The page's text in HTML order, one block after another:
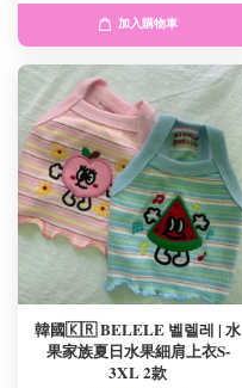
加入購物車
韓國🇰🇷 BELELE 벨렐레 | 水
果家族夏日水果細肩上衣S-
3XL 2款